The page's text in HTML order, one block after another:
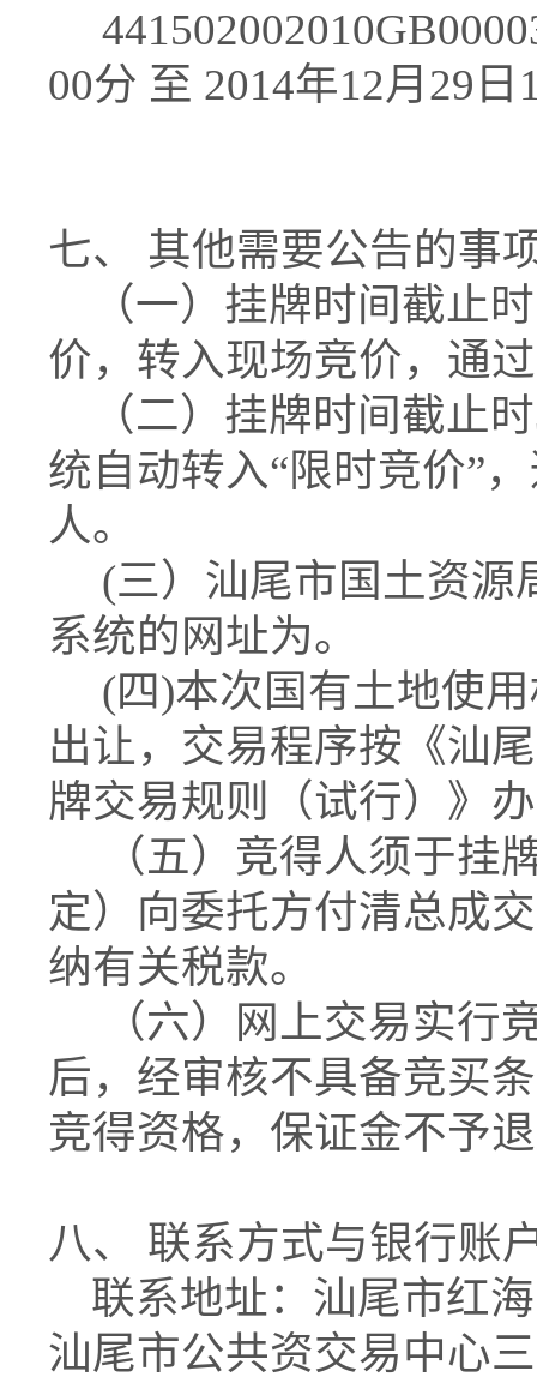
00分 至 2014年12月29日
七、 其他需要公告的事
（一）挂牌时间截止
价，转入现场竞价，通
（二）挂牌时间截止
统自动转入“限时竞价”
人。
(三）汕尾市国土资源
系统的网址为。
(四)本次国有土地使用
出让，交易程序按《汕
牌交易规则（试行）》
（五）竞得人须于挂
定）向委托方付清总成
纳有关税款。
（六）网上交易实行
后，经审核不具备竞买
竞得资格，保证金不予
八、 联系方式与银行账
联系地址：汕尾市红
汕尾市公共资交易中心